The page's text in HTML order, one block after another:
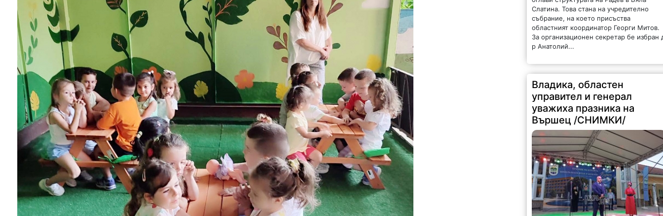
събрание, на което присъства
областният координатор Георги Митов.
За организационен секретар бе избран
р Анатолий...
управител и генерал
уважиха празника на
Вършец /СНИМКИ/